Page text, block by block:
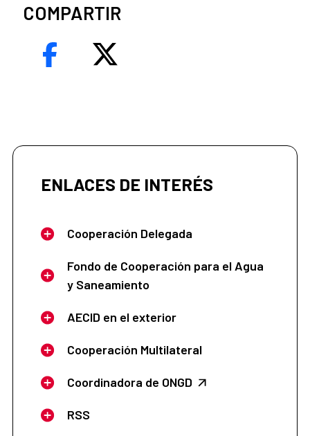
COMPARTIR
ENLACES DE INTERÉS
Cooperación Delegada
Fondo de Cooperación para el Agua
y Saneamiento
AECID en el exterior
Cooperación Multilateral
Coordinadora de ONGD
RSS